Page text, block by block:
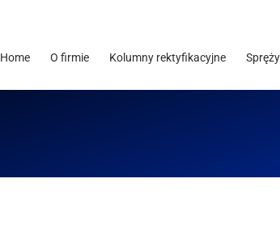
Home O firmie Kolumny rektyfikacyjne